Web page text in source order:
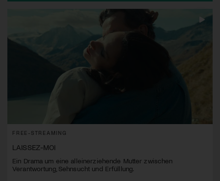
FREE-STREAMING
LAISSEZ-MOI
Ein Drama um eine alleinerziehende Mutter zwischen
Verantwortung, Sehnsucht und Erfülllung.